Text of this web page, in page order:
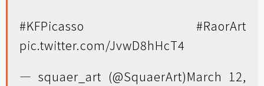
#KFPicasso
#RaorArt
pic.twitter.com/JvwD8hHcT4
— squaer_art (@SquaerArt)March 12,